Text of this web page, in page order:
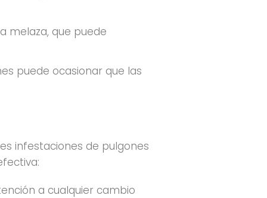
melaza, que puede
puede ocasionar que las
infestaciones de pulgones
a cualquier cambio